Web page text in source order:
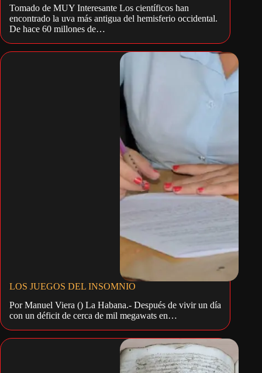
Tomado de MUY Interesante Los científicos han
encontrado la uva más antigua del hemisferio occidental.
De hace 60 millones de…
LOS JUEGOS DEL INSOMNIO
Por Manuel Viera () La Habana.- Después de vivir un día
con un déficit de cerca de mil megawats en…